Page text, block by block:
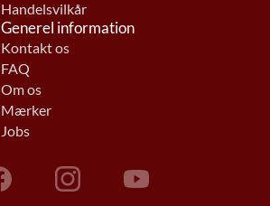
Handelsvilkår
Generel information
Kontakt os
FAQ
Om os
Mærker
Jobs